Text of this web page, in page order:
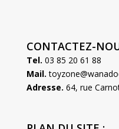
CONTACTEZ-
Tel. 03 85 20 61 88
Mail.
Adresse. 64, rue